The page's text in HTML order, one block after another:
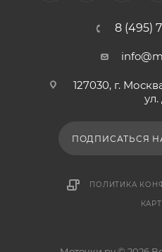
8 (495)
127030, г.
ПОДПИСАТЬСЯ
ПОЛИТИКА